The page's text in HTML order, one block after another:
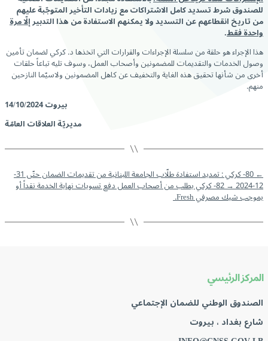
للصندوق شرط تسديد كامل الاشتراكات مع زيادات التأخير المتوجّبة عليهم
من تاريخ انقطاعهم عن التسديد ولا يمكنهم الاستفادة من هذا التدبيرإلّا مرة
واحدة فقط.
هذا الإجراء هو حلقة من سلسلة الإجراءات والقرارات التي اتخذها د. كركي لضمان تأمين
وصول الخدمات والتقديمات للمضمونين وأصحاب العمل، وسوف تليه تباعاً حلقات
أخرى من شأنها تحقيق هذه الغاية والتخفيف عن كاهل المضمونين ولاسيّما النازحين
منهم.
بيروت 14/10/2024
مديريّة العلاقات العامّة
← 80- كركي : تمديد استفادة طلّاب الجامعة اللبنانية من تقديمات الضمان حتّى 31-
12-2024
→ 82- كركي يطلب من أصحاب العمل دفع تسويات نهاية الخدمة نقداً أو
بموجب شيك مصرفي Fresh. ‏
المركز الرئيسي
الصندوق الوطني للضمان الإجتماعي
شارع بغداد ، بيروت